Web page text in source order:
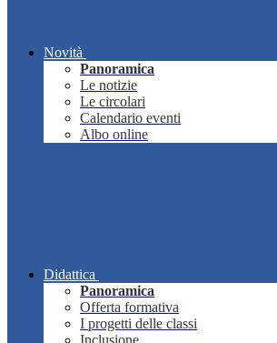
Novità
Panoramica
Le notizie
Le circolari
Calendario eventi
Albo online
Didattica
Panoramica
Offerta formativa
I progetti delle classi